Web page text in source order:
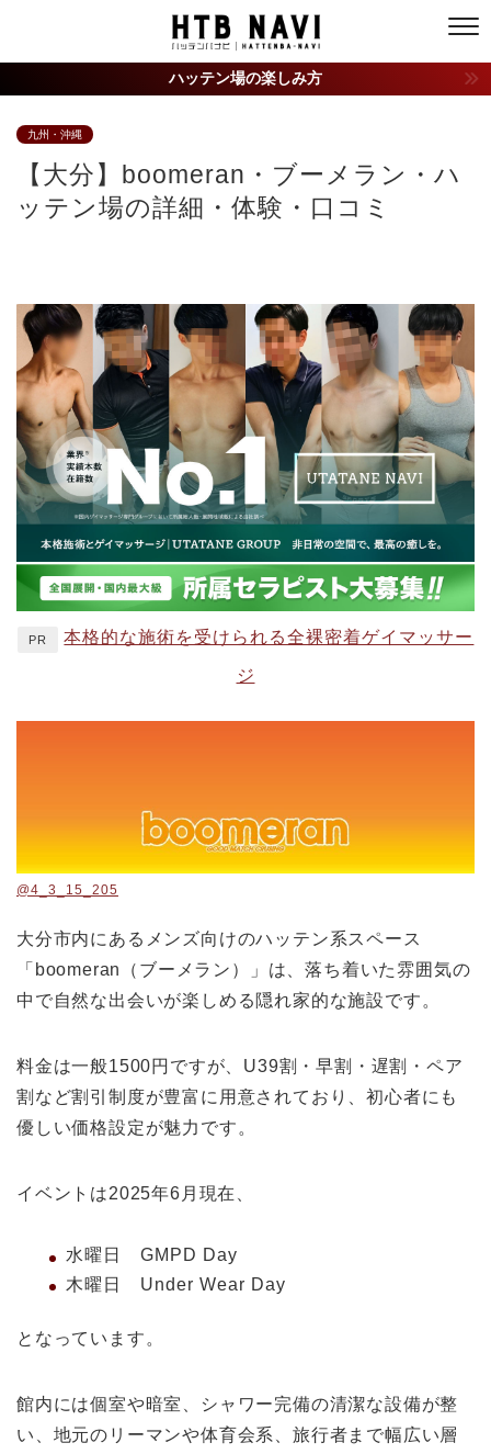
ハッテン場の楽しみ方
九州・沖縄
【大分】boomeran・ブーメラン・ハ
ッテン場の詳細・体験・口コミ
PR 本格的な施術を受けられる全裸密着ゲイマッサー
ジ
@4_3_15_205
大分市内にあるメンズ向けのハッテン系スペース
「boomeran（ブーメラン）」は、落ち着いた雰囲気の
中で自然な出会いが楽しめる隠れ家的な施設です。
料金は一般1500円ですが、U39割・早割・遅割・ペア
割など割引制度が豊富に用意されており、初心者にも
優しい価格設定が魅力です。
イベントは2025年6月現在、
水曜日 GMPD Day
木曜日 Under Wear Day
となっています。
館内には個室や暗室、シャワー完備の清潔な設備が整
い、地元のリーマンや体育会系、旅行者まで幅広い層